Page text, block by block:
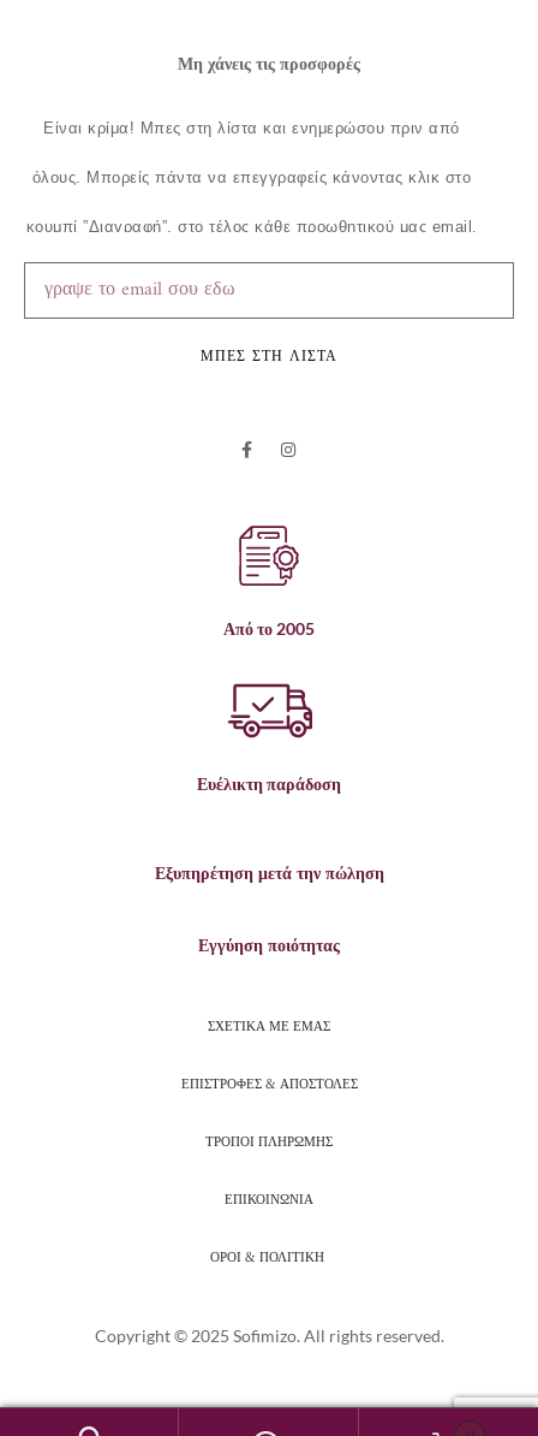
Μη χάνεις τις προσφορές
Είναι κρίμα! Μπες στη λίστα και ενημερώσου πριν από
όλους. Μπορείς πάντα να επεγγραφείς κάνοντας κλικ στο
κουμπί ”Διαγραφή”, στο τέλος κάθε προωθητικού μας email.
ΜΠΕΣ ΣΤΗ ΛΙΣΤΑ
Από το 2005
Ευέλικτη παράδοση
Εξυπηρέτηση μετά την πώληση
Εγγύηση ποιότητας
ΣΧΕΤΙΚΑ ΜΕ ΕΜΑΣ
ΕΠΙΣΤΡΟΦΕΣ & ΑΠΟΣΤΟΛΕΣ
ΤΡΟΠΟΙ ΠΛΗΡΩΜΗΣ
ΕΠΙΚΟΙΝΩΝΙΑ
ΟΡΟΙ & ΠΟΛΙΤΙΚΗ
Copyright © 2025 Sofimizo. All rights reserved.